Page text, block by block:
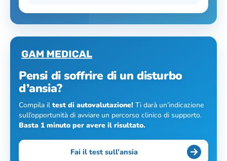
Pensi di soffrire di un disturbo
d’ansia?
Compila il test di autovalutazione! Ti darà un’indicazione
sull’opportunità di avviare un percorso clinico di supporto.
Basta 1 minuto per avere il risultato.
Fai il test sull’ansia